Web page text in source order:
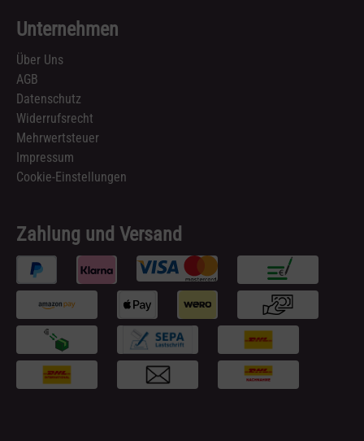
Unternehmen
Über Uns
AGB
Datenschutz
Widerrufsrecht
Mehrwertsteuer
Impressum
Cookie-Einstellungen
Zahlung und Versand